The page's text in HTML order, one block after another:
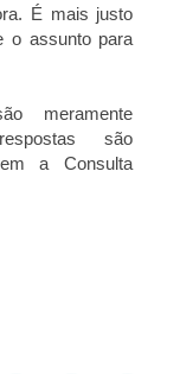
É mais justo
o assunto para
meramente
são
a Consulta